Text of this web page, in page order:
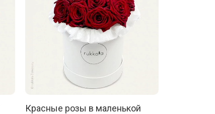
Красные розы в маленькой